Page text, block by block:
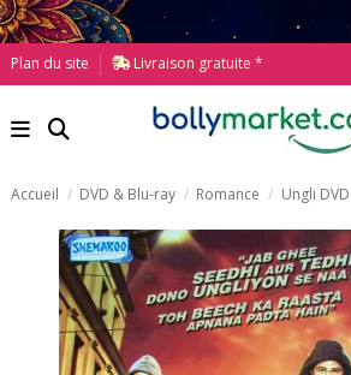
Plan du site Livraison gratuite *
Accueil DVD & Blu-ray Romance Ungli DVD